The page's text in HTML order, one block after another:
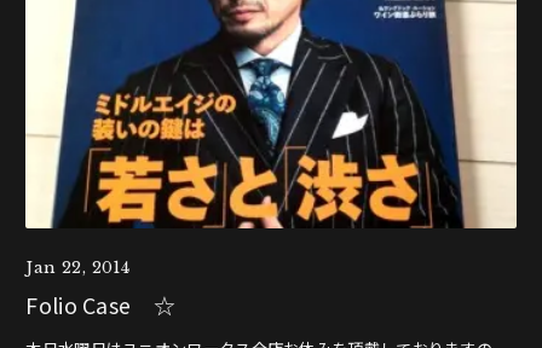
Jan 22, 2014
Folio Case ☆